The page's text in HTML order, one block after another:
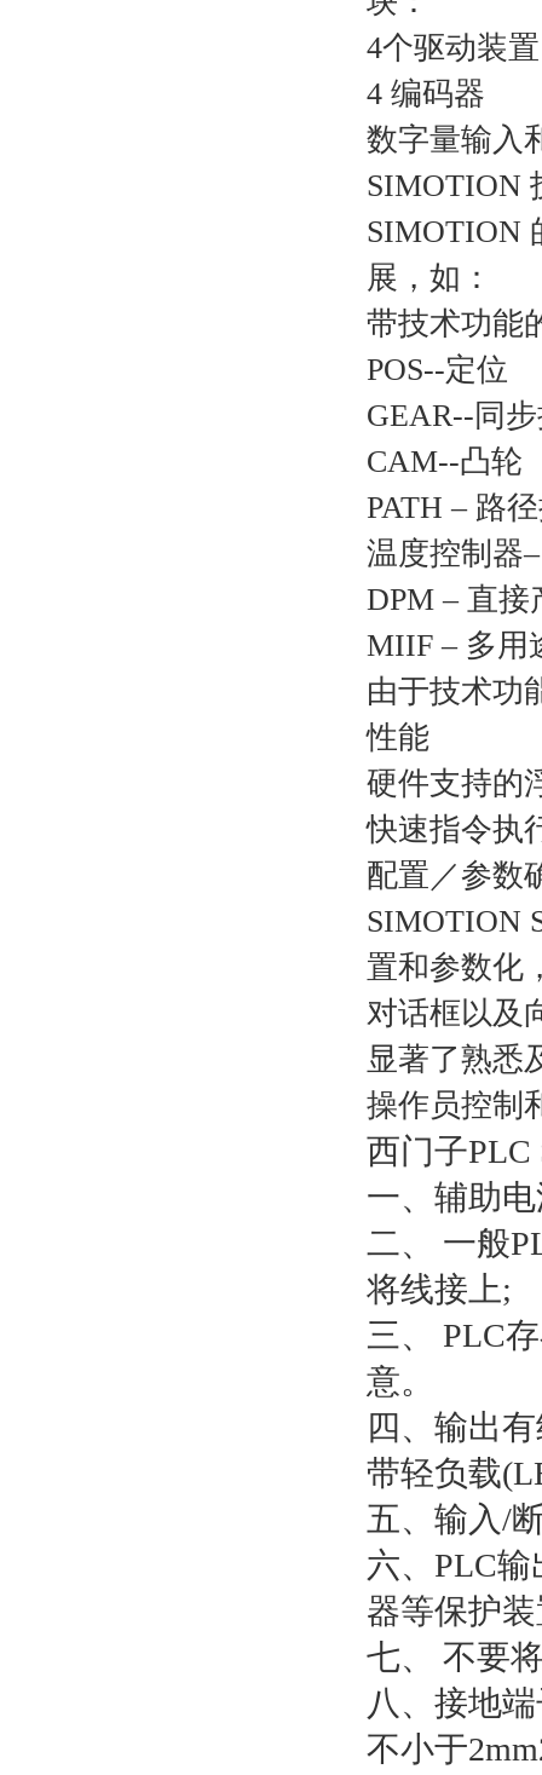
4个驱动装置
4 编码器
数字量输入
SIMOTION
SIMOTION
展，如：
带技术功能
POS--定位
GEAR--同
CAM--凸轮
PATH – 路
温度控制器
DPM – 直接
MIIF – 多用
由于技术功
性能
硬件支持的
快速指令执
配置／参数
SIMOTION
置和参数化
对话框以及
显著了熟悉
操作员控制
西门子PLC
一、辅助
二、 一般
将线接上;
三、 PLC
意。
四、输出
带轻负载
五、输入/
六、PLC
器等保护
七、 不要
八、接地
不小于